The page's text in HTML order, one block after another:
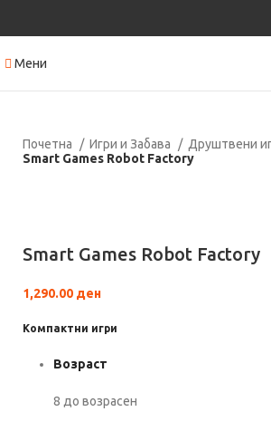
Мени
Почетна Игри и Забава
Друштвени
Smart Games Robot Factory
Smart Games Robot Factory
1,290.00 ден
Компактни игри
Возраст
8 до возрасен